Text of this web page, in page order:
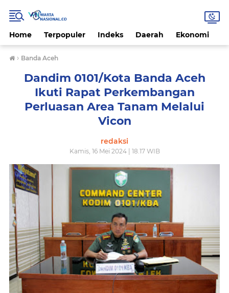
Home Terpopuler Indeks Daerah Ekonomi
› Banda Aceh
Dandim 0101/Kota Banda Aceh
Ikuti Rapat Perkembangan
Perluasan Area Tanam Melalui
Vicon
redaksi
Kamis, 16 Mei 2024 | 18.17 WIB